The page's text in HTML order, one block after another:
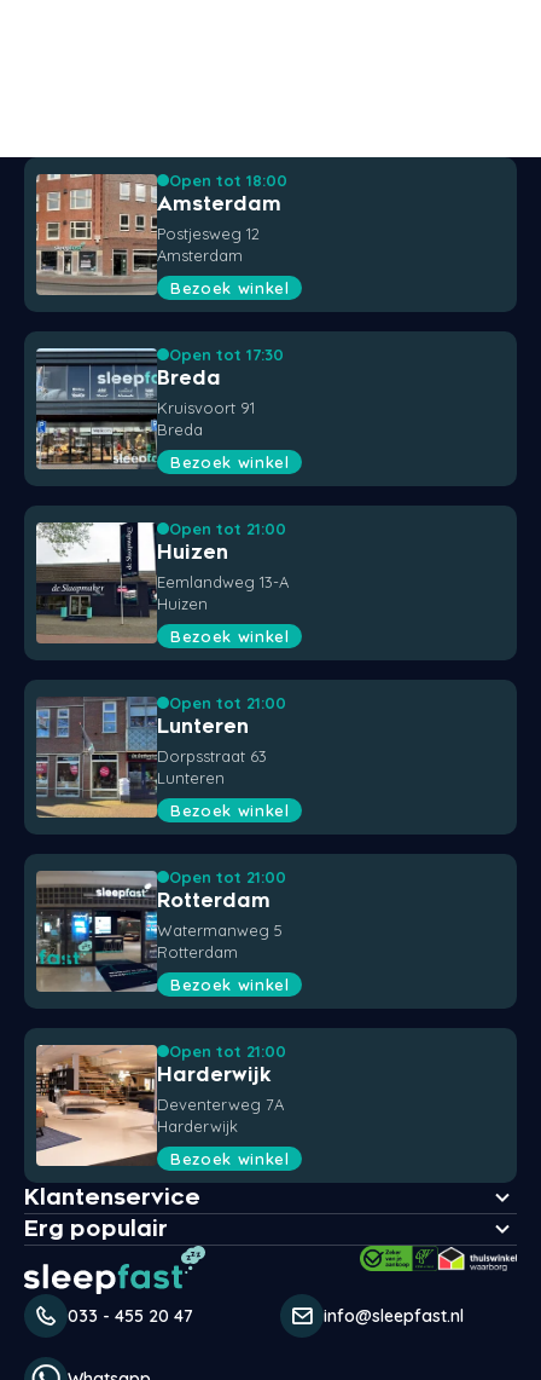
Open tot 18:00
Amsterdam
Postjesweg 12
Amsterdam
Bezoek winkel
Open tot 17:30
Breda
Kruisvoort 91
Breda
Bezoek winkel
Open tot 21:00
Huizen
Eemlandweg 13-A
Huizen
Bezoek winkel
Open tot 21:00
Lunteren
Dorpsstraat 63
Lunteren
Bezoek winkel
Open tot 21:00
Rotterdam
Watermanweg 5
Rotterdam
Bezoek winkel
Open tot 21:00
Harderwijk
Deventerweg 7A
Harderwijk
Bezoek winkel
Klantenservice
Erg populair
033 - 455 20 47 info@sleepfast.nl